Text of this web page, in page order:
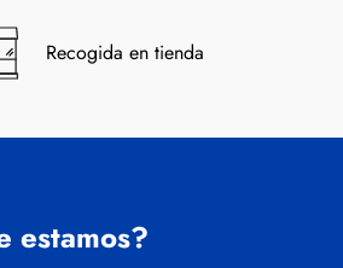
Recogida en tienda
estamos?